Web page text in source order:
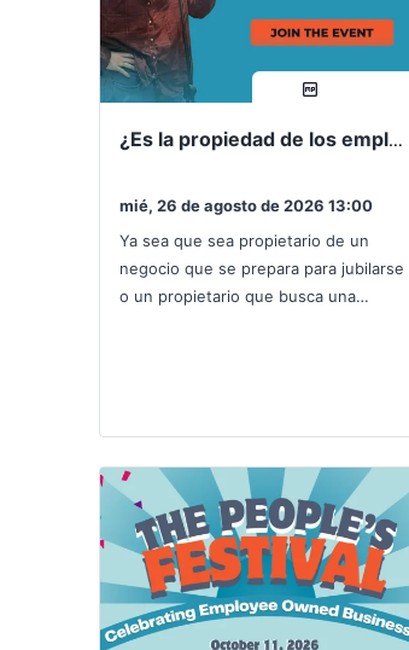
compartir
¿Es la propiedad de los empleados adecuada para usted?
mié, 26 de agosto de 2026 13:00
Ya sea que sea propietario de un
negocio que se prepara para jubilarse
o un propietario que busca una